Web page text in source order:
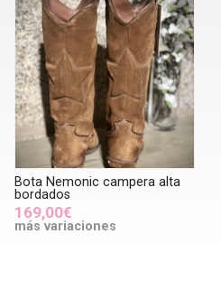
Bota Nemonic campera alta
bordados
169,00€
más variaciones